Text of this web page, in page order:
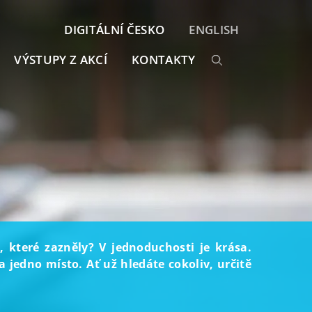
VÝSTUPY Z AKCÍ KONTAKTY
DIGITÁLNÍ ČESKO ENGLISH
zazněly? V jednoduchosti je krása.
jedno místo. Ať už hledáte cokoliv, určitě